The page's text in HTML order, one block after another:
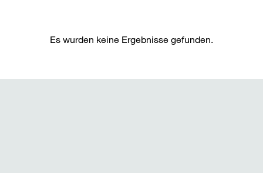
Es wurden keine Ergebnisse gefunden.